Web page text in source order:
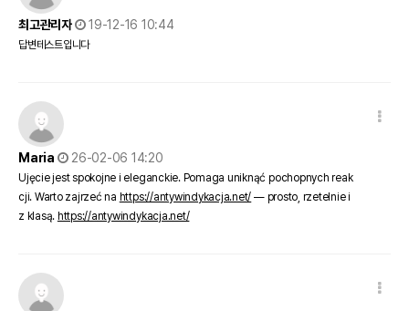
최고관리자
작성일
19-12-16 10:44
답변테스트입니다
Maria
작성일
26-02-06 14:20
Ujęcie jest spokojne i eleganckie. Pomaga uniknąć pochopnych reak
cji. Warto zajrzeć na https://antywindykacja.net/ — prosto, rzetelnie i
z klasą. https://antywindykacja.net/